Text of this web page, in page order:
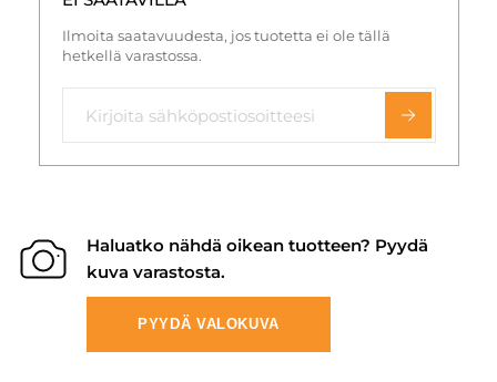
Ilmoita saatavuudesta, jos tuotetta ei ole tällä
hetkellä varastossa.
Haluatko nähdä oikean tuotteen? Pyydä
kuva varastosta.
PYYDÄ VALOKUVA